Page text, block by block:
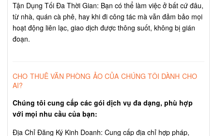
Tận Dụng Tối Đa Thời Gian: Bạn có thể làm việc ở bất cứ đâu,
từ nhà, quán cà phê, hay khi đi công tác mà vẫn đảm bảo mọi
hoạt động liên lạc, giao dịch được thông suốt, không bị gián
đoạn.
CHO THUÊ VĂN PHÒNG ẢO CỦA CHÚNG TÔI DÀNH CHO
AI?
Chúng tôi cung cấp các gói dịch vụ đa dạng, phù hợp
với mọi nhu cầu của bạn:
Địa Chỉ Đăng Ký Kinh Doanh: Cung cấp địa chỉ hợp pháp,